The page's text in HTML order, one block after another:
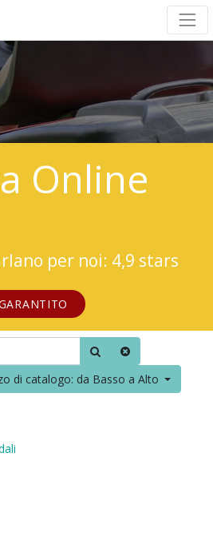
Online
per noi: 4,9 stars
di catalogo: da Basso a Alto